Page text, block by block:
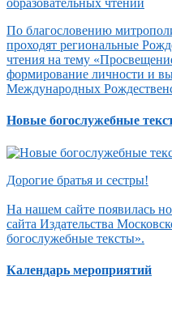
По благословению
проходят региональные
чтения на тему
формирование личности и
Международных
Новые богослужебные
Дорогие братья и сестры!
На нашем сайте появилась
сайта Издательства
богослужебные тексты».
Календарь мероприятий